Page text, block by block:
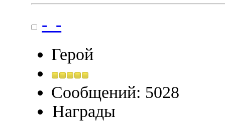
-_-
Герой
Сообщений: 5028
Награды